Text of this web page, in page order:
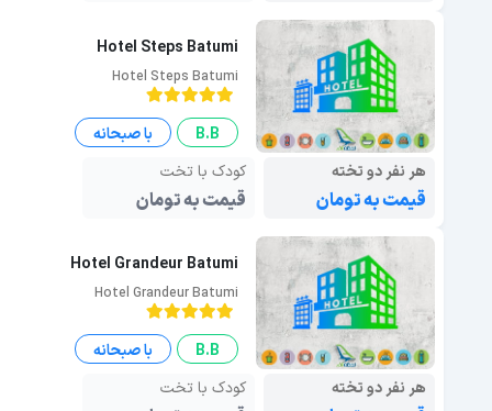
Hotel Steps Batumi
Hotel Steps Batumi
B.B
با صبحانه
هر نفر دو تخته
قیمت به تومان
کودک با تخت
قیمت به تومان
Hotel Grandeur Batumi
Hotel Grandeur Batumi
B.B
با صبحانه
هر نفر دو تخته
کودک با تخت